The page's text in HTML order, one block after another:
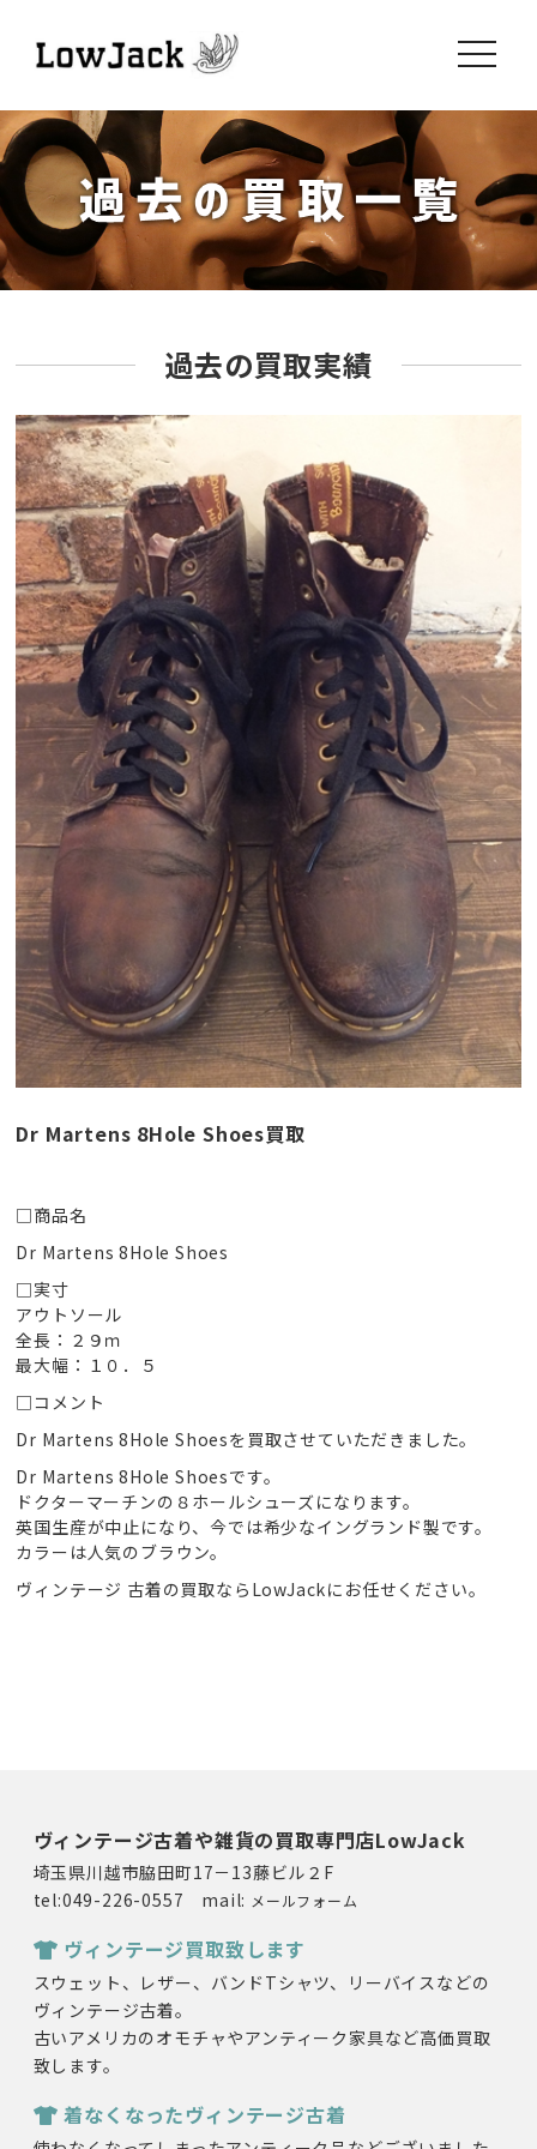
toggle
過去の買取実績
Dr Martens 8Hole Shoes買取
□商品名
Dr Martens 8Hole Shoes
□実寸
アウトソール
全長：２９ｍ
最大幅：１０．５
□コメント
Dr Martens 8Hole Shoesを買取させていただきました。
Dr Martens 8Hole Shoesです。
ドクターマーチンの８ホールシューズになります。
英国生産が中止になり、今では希少なイングランド製です。
カラーは人気のブラウン。
ヴィンテージ 古着の買取ならLowJackにお任せください。
ヴィンテージ古着や雑貨の買取専門店LowJack
埼玉県川越市脇田町17－13藤ビル２F
tel:049-226-0557 mail: メールフォーム
ヴィンテージ買取致します
スウェット、レザー、バンドTシャツ、リーバイスなどの
ヴィンテージ古着。
古いアメリカのオモチャやアンティーク家具など高価買取
致します。
着なくなったヴィンテージ古着